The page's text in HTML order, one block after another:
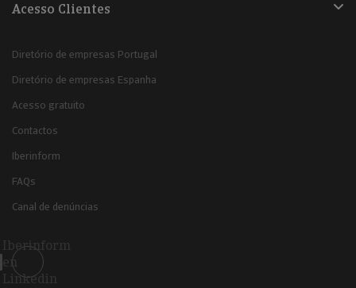
Acesso Clientes
Diretório de empresas Portugal
Diretório de empresas Espanha
Acesso gratuito
Contactos
Iberinform
FAQs
Canal de denúncias
Iberinform
en
Linkedin